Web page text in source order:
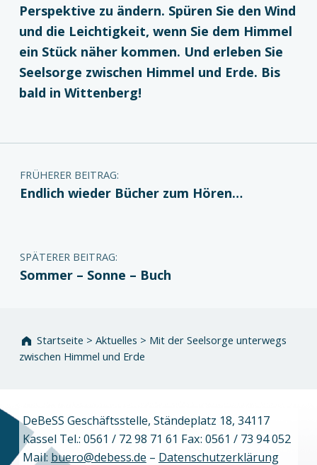
Perspektive zu ändern. Spüren Sie den Wind
und die Leichtigkeit, wenn Sie dem Himmel
ein Stück näher kommen. Und erleben Sie
Seelsorge zwischen Himmel und Erde. Bis
bald in Wittenberg!
Beitragsnavigation
FRÜHERER BEITRAG:
Endlich wieder Bücher zum Hören…
SPÄTERER BEITRAG:
Sommer – Sonne – Buch
Startseite > Aktuelles > Mit der Seelsorge unterwegs
zwischen Himmel und Erde
DeBeSS Geschäftsstelle, Ständeplatz 18, 34117
Kassel Tel.: 0561 / 72 98 71 61 Fax: 0561 / 73 94 052
Mail: buero@debess.de – Datenschutzerklärung